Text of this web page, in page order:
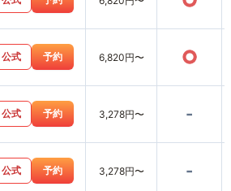
公式 予約 6,820円〜 ○
公式 予約 3,278円〜 -
公式 予約 3,278円〜 -